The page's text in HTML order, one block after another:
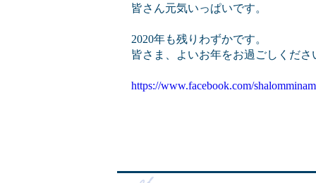
皆さん元気いっぱいです。
2020年も残りわずかです。
皆さま、よいお年をお過ごしくださ
https://www.facebook.com/